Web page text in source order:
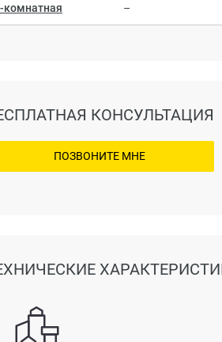
комнатная –
КОНСУЛЬТАЦИЯ
ПОЗВОНИТЕ МНЕ